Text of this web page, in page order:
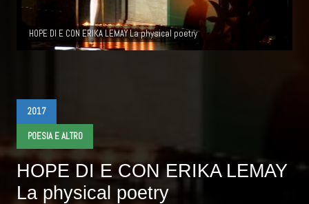
HOPE DI E CON ERIKA LEMAY La physical poetry
2017
POESIA E ALTRO
HOPE DI E CON ERIKA LEMAY
La physical poetry